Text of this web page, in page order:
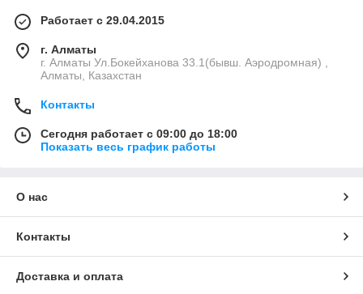
Работает с 29.04.2015
г. Алматы
г. Алматы Ул.Бокейханова 33.1(бывш. Аэродромная) ,
Алматы, Казахстан
Контакты
Сегодня работает с 09:00 до 18:00
Показать весь график работы
О нас
Контакты
Доставка и оплата